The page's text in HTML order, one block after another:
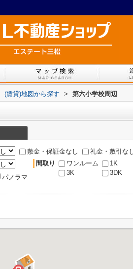
(賃貸)地図から探す > 第六小学校周辺
敷金・保証金なし 礼金・敷引な
パノラマ
間取り ワンルーム 1K
3K
3DK